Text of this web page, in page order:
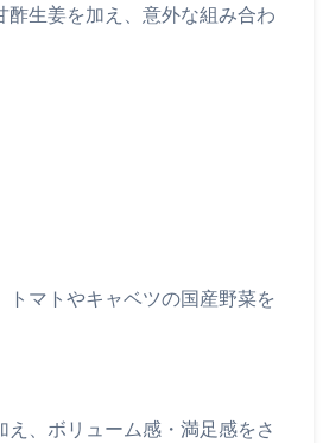
酢生姜を加え、意外な組み合わ
マトやキャベツの国産野菜を
え、ボリューム感・満足感をさ